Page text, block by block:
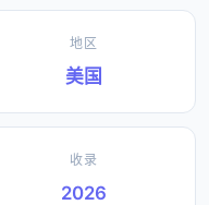
地区
美国
收录
2026